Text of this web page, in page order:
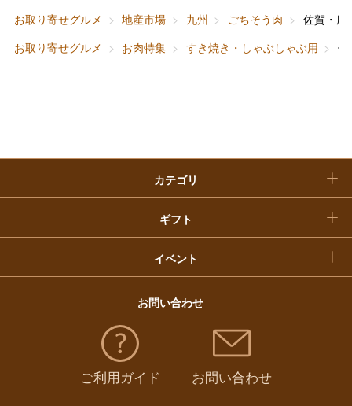
お取り寄せグルメ
地産市場 九州 ごちそう肉
佐賀・
お取り寄せグルメ
お肉特集 すき焼き・しゃぶしゃぶ用
カテゴリ
ベビー＆キッズ
ギフト
お香典返し
快気祝い
イベント
敬老の日
福袋
お問い合わせ
ご利用ガイド お問い合わせ